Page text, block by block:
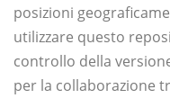
posizioni
utilizzare questo
controllo della
per la collaborazione